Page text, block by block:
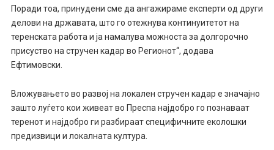
Поради тоа, принудени сме да ангажираме експерти од други
делови на државата, што го отежнува континуитетот на
теренската работа и ја намалува можноста за долгорочно
присуство на стручен кадар во Регионот“, додава
Ефтимовски.
Вложувањето во развој на локален стручен кадар е значајно
зашто луѓето кои живеат во Преспа најдобро го познаваат
теренот и најдобро ги разбираат специфичните еколошки
предизвици и локалната култура.